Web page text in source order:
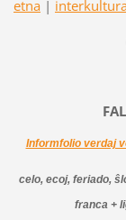
etna |
Informfolio verdaj
celo, ecoj, feriado,
franca +